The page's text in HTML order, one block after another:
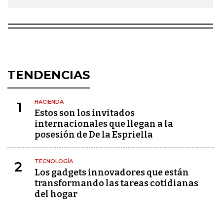
TENDENCIAS
1 HACIENDA
Estos son los invitados
internacionales que llegan a la
posesión de De la Espriella
2 TECNOLOGÍA
Los gadgets innovadores que están
transformando las tareas cotidianas
del hogar